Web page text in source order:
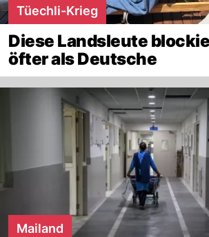
Tüechli-Krieg
Diese Landsleute
öfter als Deutsche
Mailand